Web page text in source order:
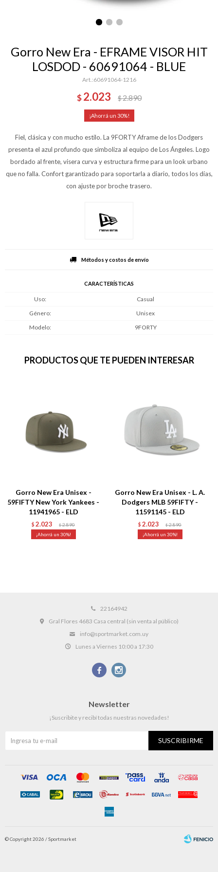
Gorro New Era - EFRAME VISOR HIT
LOSDOD - 60691064 - BLUE
60691064-1216
$ 2.023 $2.890
30
Fiel, clásica y con mucho estilo. La 9FORTY Aframe de los Dodgers
presenta el azul profundo que simboliza al equipo de Los Ángeles. Logo
bordado al frente, visera curva y estructura firme para un look urbano
que no falla. Confort garantizado para soportarla a diario, todos los días,
con ajuste por broche trasero.
Métodos y costos de envío
CARACTERÍSTICAS
Uso
Casual
Género
Unisex
Modelo
9FORTY
PRODUCTOS QUE TE PUEDEN INTERESAR
Gorro New Era Unisex -
59FIFTY New York Yankees -
11941965 - ELD
$ 2.023 $ 2.890
30
Gorro New Era Unisex - L. A.
Dodgers MLB 59FIFTY -
11591145 - ELD
$ 2.023 $ 2.890
30
22164942
Gral Flores 4683 Casa central (sin venta al público)
info@sportmarket.com.uy
Lunes a Viernes 10:00 a 17:30
 
Newsletter
¡Suscribite y recibí todas nuestras novedades!
SUSCRIBIRME
© Copyright 2026 / Sportmarket